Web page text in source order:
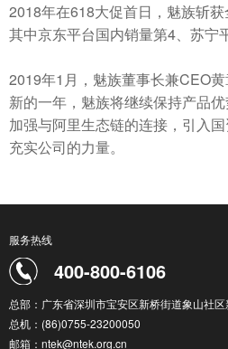
2018年在618大促首日，魅族斩获
其中京东平台国内销量第4、苏宁
2019年1月，魅族董事长兼CEO
新的一年，魅族将继续保持产品
加强与阿里生态链的连接，引入
充实公司的力量。
服务热线
400-800-6106
总部：广东省深圳市宝安区新桥街道象山社
总机：(86)0755-23200050
邮箱：ntek@ntek.org.cn